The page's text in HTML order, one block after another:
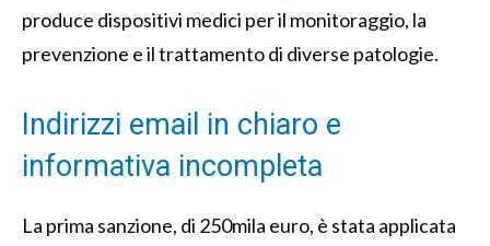
produce dispositivi medici per il monitoraggio, la
prevenzione e il trattamento di diverse patologie.
Indirizzi email in chiaro e
informativa incompleta
La prima sanzione, di 250mila euro, è stata applicata